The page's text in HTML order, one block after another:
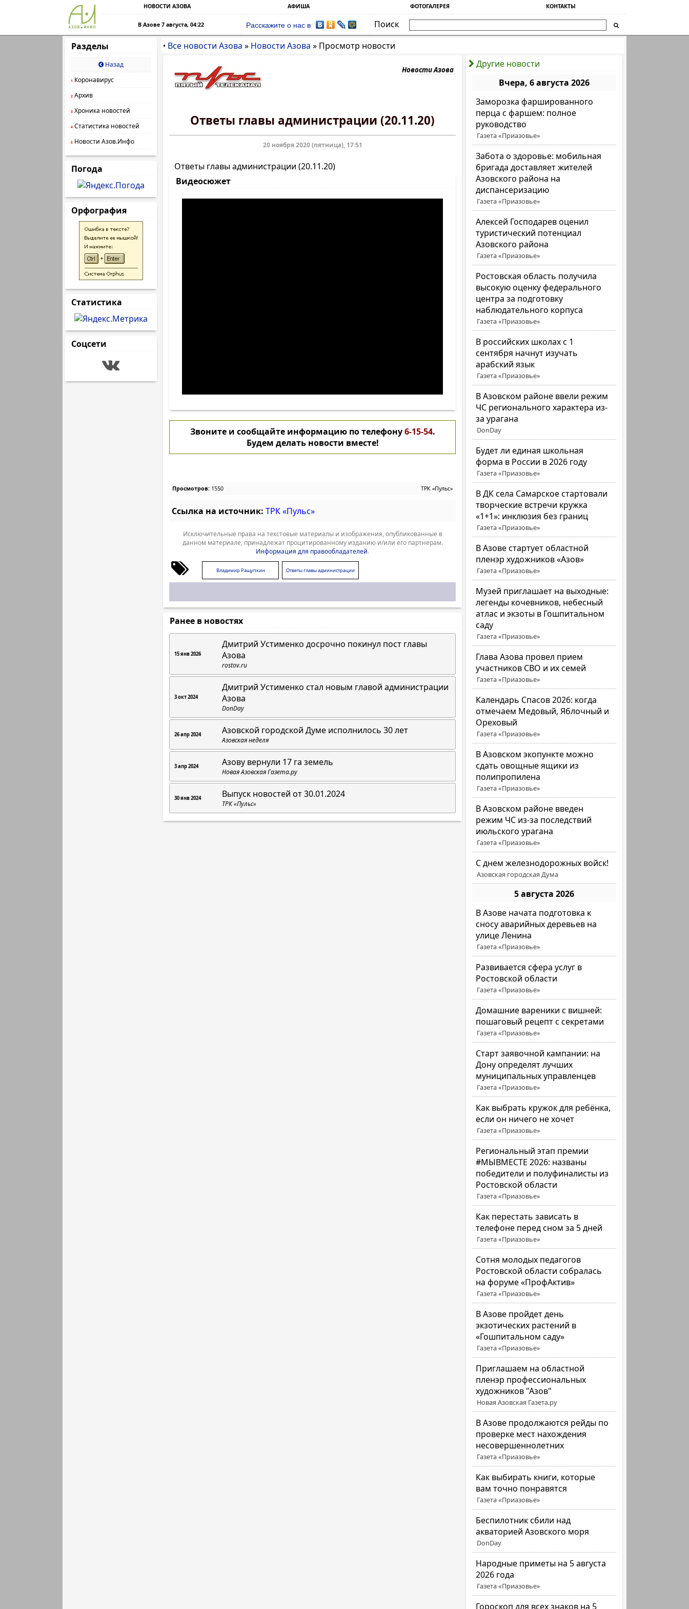
НОВОСТИ АЗОВА АФИША ФОТОГАЛЕРЕЯ КОНТАКТЫ
В Азове 7 августа, 04:22 Расскажите о нас в
Поиск
Разделы
Назад
1 Коронавирус
2 Архив
3 Хроника новостей
4 Статистика новостей
5 Новости Азов.Инфо
Погода
Орфография
Статистика
Соцсети
• Все новости Азова » Новости Азова » Просмотр новости
Другие новости
Вчера, 6 августа 2026
Заморозка фаршированного
перца с фаршем: полное
руководство
Газета «Приазовье»
Забота о здоровье: мобильная
бригада доставляет жителей
Азовского района на
диспансеризацию
Газета «Приазовье»
Алексей Господарев оценил
туристический потенциал
Азовского района
Газета «Приазовье»
Ростовская область получила
высокую оценку федерального
центра за подготовку
наблюдательного корпуса
Газета «Приазовье»
В российских школах с 1
сентября начнут изучать
арабский язык
Газета «Приазовье»
В Азовском районе ввели режим
ЧС регионального характера из-
за урагана
DonDay
Будет ли единая школьная
форма в России в 2026 году
Газета «Приазовье»
В ДК села Самарское стартовали
творческие встречи кружка
«1+1»: инклюзия без границ
Газета «Приазовье»
В Азове стартует областной
пленэр художников «Азов»
Газета «Приазовье»
Музей приглашает на выходные:
легенды кочевников, небесный
атлас и экзоты в Гошпитальном
саду
Газета «Приазовье»
Глава Азова провел прием
участников СВО и их семей
Газета «Приазовье»
Календарь Спасов 2026: когда
отмечаем Медовый, Яблочный и
Ореховый
Газета «Приазовье»
В Азовском экопункте можно
сдать овощные ящики из
полипропилена
Газета «Приазовье»
В Азовском районе введен
режим ЧС из-за последствий
июльского урагана
Газета «Приазовье»
С днем железнодорожных войск!
Азовская городская Дума
5 августа 2026
В Азове начата подготовка к
сносу аварийных деревьев на
улице Ленина
Газета «Приазовье»
Развивается сфера услуг в
Ростовской области
Газета «Приазовье»
Домашние вареники с вишней:
пошаговый рецепт с секретами
Газета «Приазовье»
Старт заявочной кампании: на
Дону определят лучших
муниципальных управленцев
Газета «Приазовье»
Как выбрать кружок для ребёнка,
если он ничего не хочет
Газета «Приазовье»
Региональный этап премии
#МЫВМЕСТЕ 2026: названы
победители и полуфиналисты из
Ростовской области
Газета «Приазовье»
Как перестать зависать в
телефоне перед сном за 5 дней
Газета «Приазовье»
Сотня молодых педагогов
Ростовской области собралась
на форуме «ПрофАктив»
Газета «Приазовье»
В Азове пройдет день
экзотических растений в
«Гошпитальном саду»
Газета «Приазовье»
Приглашаем на областной
пленэр профессиональных
художников "Азов"
Новая Азовская Газета.ру
В Азове продолжаются рейды по
проверке мест нахождения
несовершеннолетних
Газета «Приазовье»
Как выбирать книги, которые
вам точно понравятся
Газета «Приазовье»
Беспилотник сбили над
акваторией Азовского моря
DonDay
Народные приметы на 5 августа
2026 года
Газета «Приазовье»
Гороскоп для всех знаков на 5
Новости Азова
Ответы главы администрации (20.11.20)
20 ноября 2020 (пятница), 17:51
Ответы главы администрации (20.11.20)
Видеосюжет
Звоните и сообщайте информацию по телефону6-15-54.
Будем делать новости вместе!
Просмотров: 1550 ТРК «Пульс»
Ссылка на источник: ТРК «Пульс»
Исключительные права на текстовые материалы и изображения, опубликованные в
данном материале, принадлежат процитированному изданию и/или его партнерам.
Информация для правообладателей.
Владимир Ращупкин
Ответы главы администрации
Азова
Ранее в новостях
15 янв 2026
Дмитрий Устименко досрочно покинул пост главы
Азова
rostov.ru
3 окт 2024
Дмитрий Устименко стал новым главой администрации
Азова
DonDay
26 апр 2024 Азовской городской Думе исполнилось 30 лет
Азовская неделя
3 апр 2024 Азову вернули 17 га земель
Новая Азовская Газета.ру
30 янв 2024 Выпуск новостей от 30.01.2024
ТРК «Пульс»